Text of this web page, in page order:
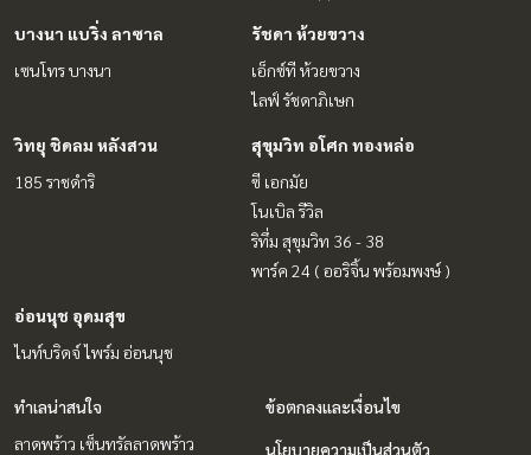
บางนา แบริ่ง ลาซาล
เซนโทร บางนา
รัชดา ห้วยขวาง
เอ็กซ์ที ห้วยขวาง
ไลฟ์ รัชดาภิเษก
วิทยุ ชิดลม หลังสวน
185 ราชดำริ
สุขุมวิท อโศก ทองหล่อ
ซี เอกมัย
โนเบิล รีวิล
ริทึ่ม สุขุมวิท 36 - 38
พาร์ค 24 ( ออริจิ้น พร้อมพงษ์ )
อ่อนนุช อุดมสุข
ไนท์บริดจ์ ไพร์ม อ่อนนุช
ทำเลน่าสนใจ
ลาดพร้าว เซ็นทรัลลาดพร้าว
ข้อตกลงและเงื่อนไข
นโยบายความเป็นส่วนตัว